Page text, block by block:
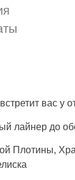
вас у
лайнер до
Плотины,